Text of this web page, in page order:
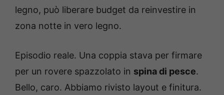
legno, può liberare budget da reinvestire in
zona notte in vero legno.
Episodio reale. Una coppia stava per firmare
per un rovere spazzolato in spina di pesce.
Bello, caro. Abbiamo rivisto layout e finitura.